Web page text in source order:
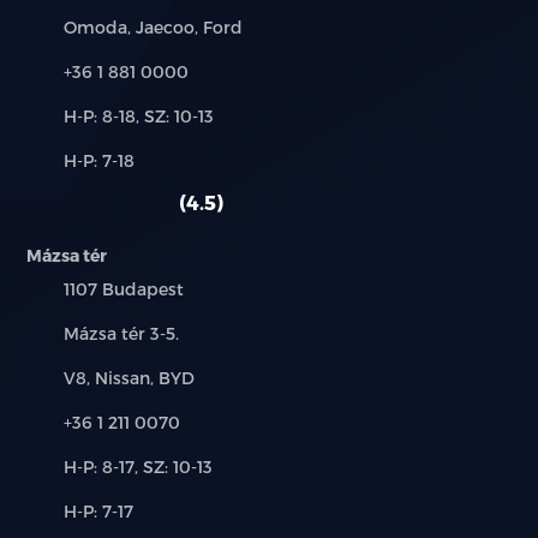
fékezéssel (RCTA, RCTB)
Elöl haladó jármű elindulására figyelmeztetés (DAI)
Holttérfigyelő rendszer (BSD)
Intelligens sebességasszisztens (SLA, SLIF, ISA, SCF)
Ajtónyitásra figyelmeztető rendszer (DOW)
LED világítás (fényszórók, nappali menetfény, hátsó
lámpák)
Projektoros fényszórók
„Follow Me Home” funkció (késleltetett
Márkák:
Omoda, Jaecoo, Ford
Telefon:
+36 1 881 0000
Új-
használt
H-P: 8-18, SZ: 10-13
Alkatrész,
H-P: 7-18
4.5
Mázsa tér
Település:
1107 Budapest
Cím:
Mázsa tér 3-5.
Márkák:
V8, Nissan, BYD
Telefon:
+36 1 211 0070
Új-
használt
H-P: 8-17, SZ: 10-13
Alkatrész,
H-P: 7-17